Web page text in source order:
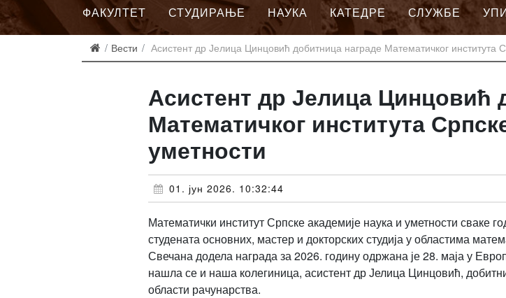
ФАКУЛТЕТ СТУДИРАЊЕ НАУКА КАТЕДРЕ СЛУЖБЕ
Вести Асистент др Јелица Цинцовић добитница награде Математичког института
Асистент др Јелица Цинцовић
Математичког института
уметности
01. јун 2026. 10:32:44
Математички институт Српске академије наука и уметности сваке
студената основних, мастер и докторских студија у областима
Свечана додела награда за 2026. годину одржана је 28. маја у
нашла се и наша колегиница, асистент др Јелица Цинцовић,
области рачунарства.